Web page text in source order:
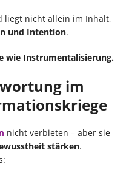
liegt nicht allein im Inhalt,
und Intention.
wie Instrumentalisierung.
im
nicht verbieten – aber sie
stärken.